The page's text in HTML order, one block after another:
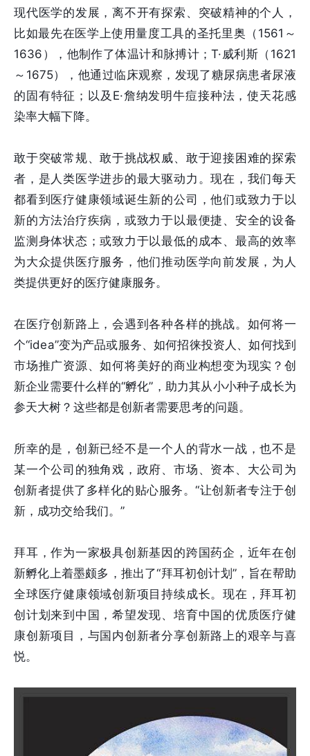
现代医学的发展，离不开有探索、突破精神的个人，
比如最先在医学上使用量度工具的圣托里奥（1561～
1636），他制作了体温计和脉搏计；T·威利斯（1621
～1675），他通过临床观察，发现了糖尿病患者尿液
的固有特征；以及E·詹纳发明牛痘接种法，使天花感
染率大幅下降。
敢于突破常规、敢于挑战权威、敢于迎接困难的探索
者，是人类医学进步的最大驱动力。现在，我们每天
都看到医疗健康领域诞生新的公司，他们或致力于以
新的方法治疗疾病，或致力于以最便捷、安全的设备
监测身体状态；或致力于以最低的成本、最高的效率
为大众提供医疗服务，他们推动医学向前发展，为人
类提供更好的医疗健康服务。
在医疗创新路上，会遇到各种各样的挑战。如何将一
个“idea”变为产品或服务、如何招徕投资人、如何找到
市场推广资源、如何将美好的商业构想变为现实？创
新企业需要什么样的“孵化”，助力其从小小种子成长为
参天大树？这些都是创新者需要思考的问题。
所幸的是，创新已经不是一个人的背水一战，也不是
某一个公司的独角戏，政府、市场、资本、大公司为
创新者提供了多样化的贴心服务。“让创新者专注于创
新，成功交给我们。”
拜耳，作为一家极具创新基因的跨国药企，近年在创
新孵化上着墨颇多，推出了“拜耳初创计划”，旨在帮助
全球医疗健康领域创新项目持续成长。现在，拜耳初
创计划来到中国，希望发现、培育中国的优质医疗健
康创新项目，与国内创新者分享创新路上的艰辛与喜
悦。